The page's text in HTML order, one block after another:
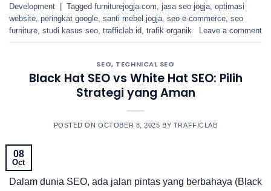
Development
Tagged furniturejogja.com, jasa seo jogja, optimasi
website, peringkat google, santi mebel jogja, seo e-commerce, seo
furniture, studi kasus seo, trafficlab.id, trafik organik Leave a comment
SEO, TECHNICAL SEO
Black Hat SEO vs White Hat SEO: Pilih
Strategi yang Aman
POSTED ONOCTOBER 8, 2025 BY TRAFFICLAB
08
Oct
Dalam dunia SEO, ada jalan pintas yang berbahaya (Black